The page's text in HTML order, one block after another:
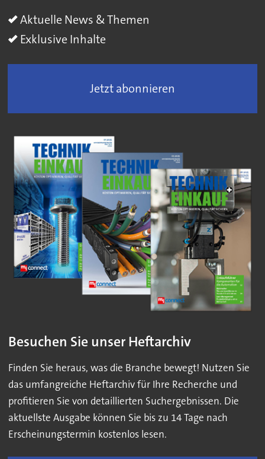
Aktuelle News & Themen
Exklusive Inhalte
Jetzt abonnieren
Besuchen Sie unser Heftarchiv
Finden Sie heraus, was die Branche bewegt! Nutzen Sie
das umfangreiche Heftarchiv für Ihre Recherche und
profitieren Sie von detaillierten Suchergebnissen. Die
aktuellste Ausgabe können Sie bis zu 14 Tage nach
Erscheinungstermin kostenlos lesen.